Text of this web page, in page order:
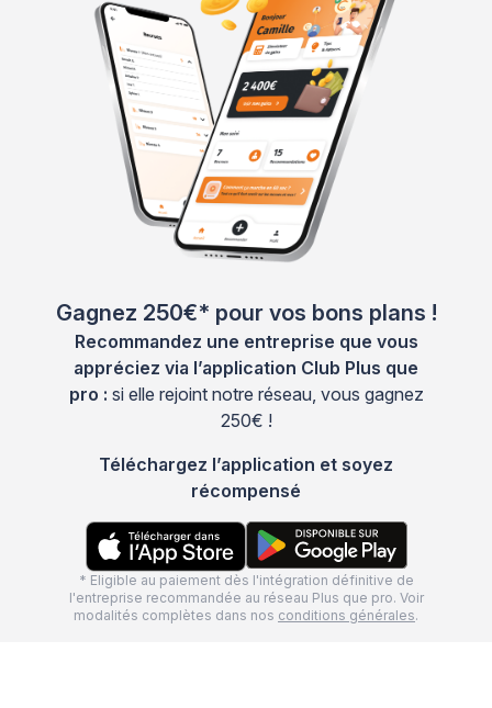
Gagnez 250€* pour vos bons plans !
Recommandez une entreprise que vous
appréciez via l’application Club Plus que
pro : si elle rejoint notre réseau, vous gagnez
250€ !
Téléchargez l’application et soyez
récompensé
* Eligible au paiement dès l'intégration définitive de
l'entreprise recommandée au réseau Plus que pro. Voir
modalités complètes dans nos conditions générales.